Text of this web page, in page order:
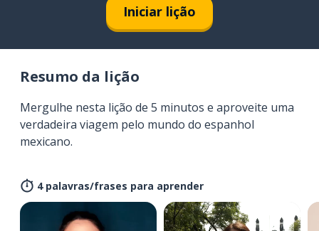
Iniciar lição
Resumo da lição
Mergulhe nesta lição de 5 minutos e aproveite uma
verdadeira viagem pelo mundo do espanhol
mexicano.
4 palavras/frases para aprender